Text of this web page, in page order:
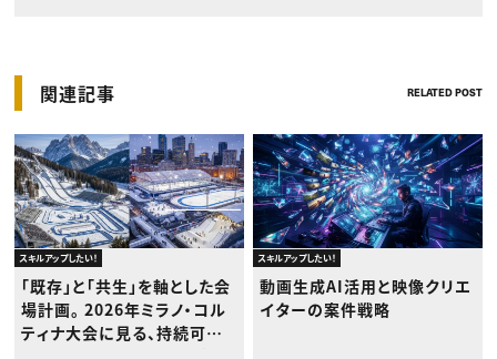
関連記事 RELATED POST
スキルアップしたい！
「既存」と「共生」を軸とした会
場計画。 2026年ミラノ・コル
ティナ大会に見る、持続可能
スキルアップしたい！
動画生成AI活用と映像クリエ
イターの案件戦略